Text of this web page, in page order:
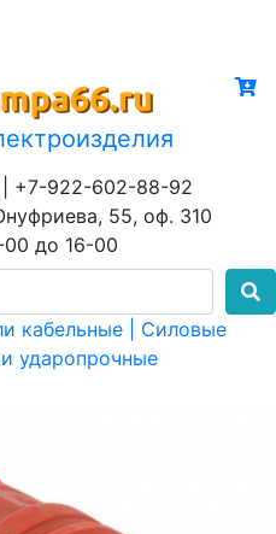
+7-922-602-88-92
55, оф. 310
00 до 16-00
кабельные | Cиловые
ударопрочные